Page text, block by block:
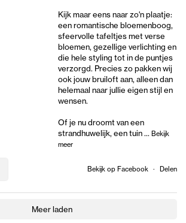
Kijk maar eens naar zo'n plaatje:
een romantische bloemenboog,
sfeervolle tafeltjes met verse
bloemen, gezellige verlichting en
die hele styling tot in de puntjes
verzorgd. Precies zo pakken wij
ook jouw bruiloft aan, alleen dan
helemaal naar jullie eigen stijl en
wensen.
Of je nu droomt van een
strandhuwelijk, een tuin... Bekijk
meer
Bekijk op Facebook · Delen
Meer laden